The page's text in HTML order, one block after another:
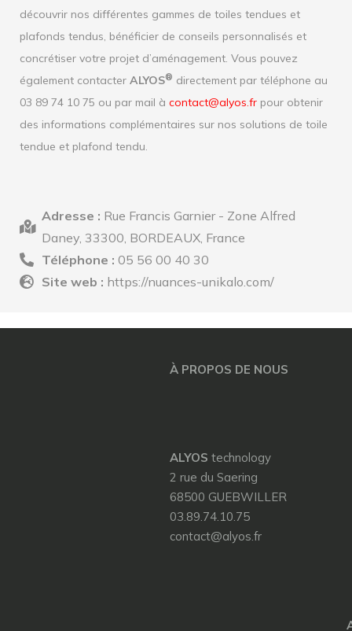
découvrir nos différentes gammes de toiles tendues et
plafonds tendus, bénéficier de conseils personnalisés et
concrétiser votre projet d’aménagement. Vous pouvez
également contacter ALYOS® directement par téléphone au
03 89 74 10 75 ou par mail à contact@alyos.fr pour obtenir
des informations complémentaires sur nos solutions de toile
tendue et plafond tendu.
Adresse : Rue Francis Garnier - Zone Alfred
Daney, 33300, BORDEAUX, France
Téléphone : 05 56 00 40 30
Site web : https://nuances-unikalo.com/
À PROPOS DE NOUS
ALYOS technology
2 rue du Saering
68500 GUEBWILLER
03.89.74.10.75
contact@alyos.fr